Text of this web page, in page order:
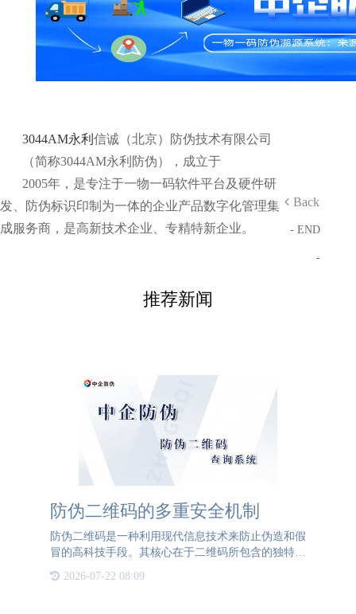
3044AM永利 信诚（北京）防伪技术有限公司
（简称3044AM永利防伪），成立于
2005年，是专注于一物一码软件平台及硬件研
发、防伪标识印制为一体的企业产品数字化管理集
成服务商，是高新技术企业、专精特新企业。
Back
- END
-
推荐新闻
防伪二维码的多重安全机制
防伪二维码是一种利用现代信息技术来防止伪造和假
冒的高科技手段。其核心在于二维码所包含的独特信
编码技术，生成的二维码具有唯一性。每个二维码都
2026-07-22 08:09